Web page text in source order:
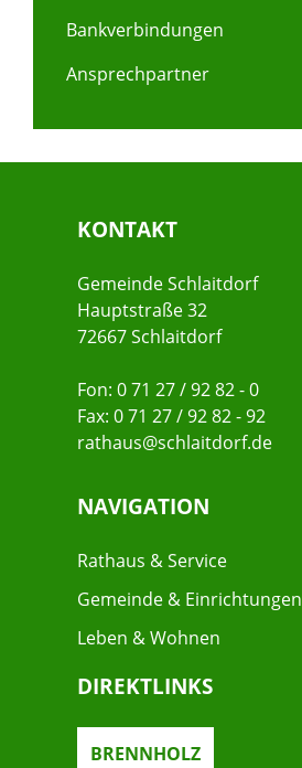
Bankverbindungen
Ansprechpartner
KONTAKT
Gemeinde Schlaitdorf
Hauptstraße 32
72667 Schlaitdorf
Fon: 0 71 27 / 92 82 - 0
Fax: 0 71 27 / 92 82 - 92
rathaus@schlaitdorf.de
NAVIGATION
Rathaus & Service
Gemeinde & Einrichtungen
Leben & Wohnen
DIREKTLINKS
BRENNHOLZ